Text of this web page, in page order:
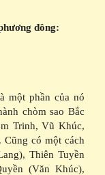
đông:
một phần của nó
chòm sao Bắc
Trinh, Vũ Khúc,
có một cách
Thiên Tuyền
(Văn Khúc),